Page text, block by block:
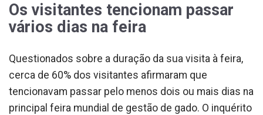
Os visitantes tencionam passar
vários dias na feira
Questionados sobre a duração da sua visita à feira,
cerca de 60% dos visitantes afirmaram que
tencionavam passar pelo menos dois ou mais dias na
principal feira mundial de gestão de gado. O inquérito